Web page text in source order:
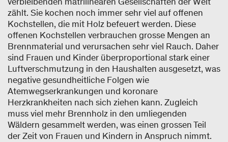
zählt. Sie kochen noch immer sehr viel auf offenen
Kochstellen, die mit Holz befeuert werden. Diese
offenen Kochstellen verbrauchen grosse Mengen an
Brennmaterial und verursachen sehr viel Rauch. Daher
sind Frauen und Kinder überproportional stark einer
Luftverschmutzung in den Haushalten ausgesetzt, was
negative gesundheitliche Folgen wie
Atemwegserkrankungen und koronare
Herzkrankheiten nach sich ziehen kann. Zugleich
muss viel mehr Brennholz in den umliegenden
Wäldern gesammelt werden, was einen grossen Teil
der Zeit von Frauen und Kindern in Anspruch nimmt.